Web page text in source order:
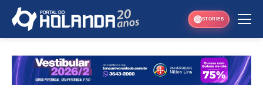
STORIES